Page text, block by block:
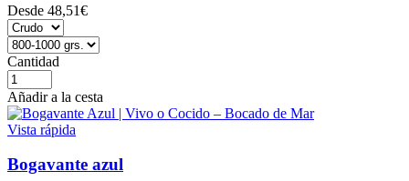
Desde 48,51€
Cantidad
Añadir a la cesta
Vista rápida
Bogavante azul